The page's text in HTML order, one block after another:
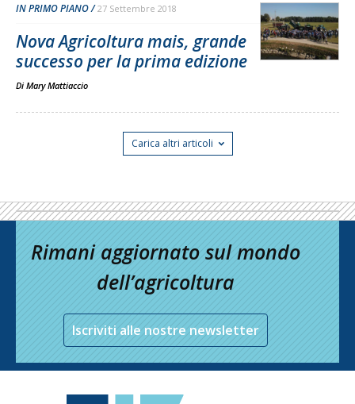
IN PRIMO PIANO 27 Settembre 2018
Nova Agricoltura mais, grande
successo per la prima edizione
Di Mary Mattiaccio
Carica altri articoli
Rimani aggiornato sul mondo
dell’agricoltura
Iscriviti alle nostre newsletter